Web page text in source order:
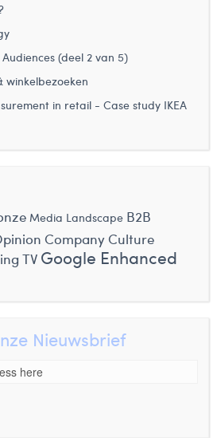
(deel 2 van 5)
winkelbezoeken
in retail - Case study IKEA
Media Landscape B2B
Company Culture
TV Google Enhanced
Nieuwsbrief